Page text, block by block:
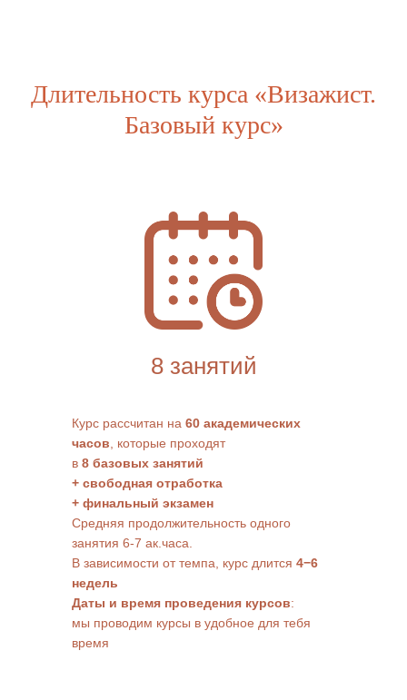
Длительность курса «Визажист.
Базовый курс»
Курс рассчитан на 60 академических
часов , которые проходят
в 8 базовых занятий
+ свободная отработка
+ финальный экзамен
Средняя продолжительность одного
занятия 6-7 ак.часа.
В зависимости от темпа, курс длится 4−6
недель
Даты и время проведения курсов:
мы проводим курсы в удобное для тебя
время
8 занятий